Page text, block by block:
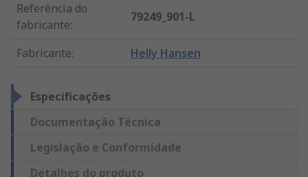
Referência do
fabricante:
79249_901-L
Fabricante: Helly Hansen
Especificações
Documentação Técnica
Legislação e Conformidade
Detalhes do produto